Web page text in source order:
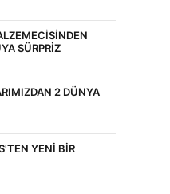
SÜRPRİZ
2 DÜNYA
YENİ BİR